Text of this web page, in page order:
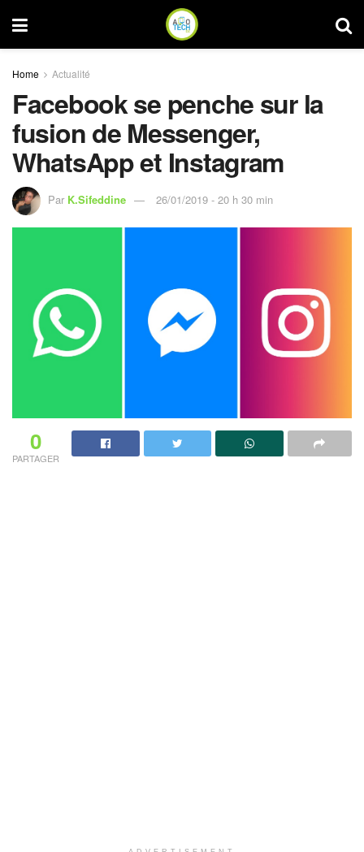
Home Actualité
Facebook se penche sur la
fusion de Messenger,
WhatsApp et Instagram
Par K.Sifeddine 26/01/2019 - 20 h 30 min
0
PARTAGER